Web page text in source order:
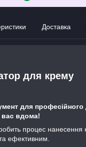
Доставка
для крему
для професійного
вас вдома!
процес нанесення
ефективним.